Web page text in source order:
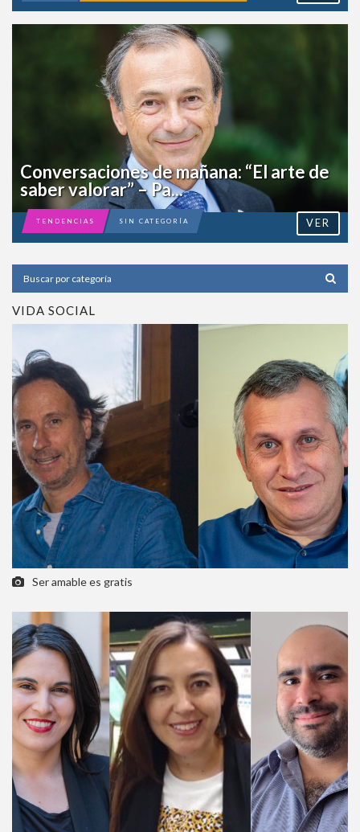
Conversaciones de mañana: “El arte
de saber valorar” – Pa...
SIN CATEGORÍA
TENDENCIAS VER
VIDA SOCIAL
Ser amable es gratis